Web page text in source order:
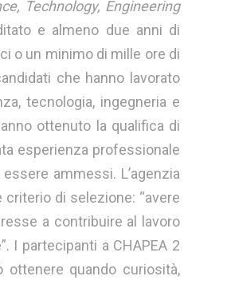
Technology, Engineering
e almeno due anni di
o un minimo di mille ore di
che hanno lavorato
tecnologia, ingegneria e
ottenuto la qualifica di
esperienza professionale
ammessi. L’agenzia
di selezione: “avere
a contribuire al lavoro
I partecipanti a CHAPEA 2
ottenere quando curiosità,